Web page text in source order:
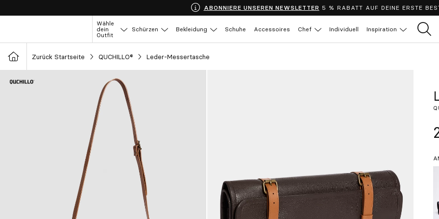
ABONNIERE UNSEREN NEWSLETTER 5 % RABATT AUF DEINE ERSTE
Wähle
dein
Outfit
Schürzen Bekleidung Schuhe Accessoires Chef Individuell Inspiration
Zurück Startseite QUCHILLO® Leder-Messertasche